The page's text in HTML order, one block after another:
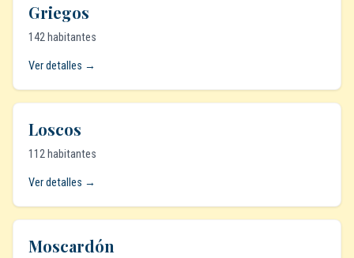
Griegos
142 habitantes
Ver detalles →
Loscos
112 habitantes
Ver detalles →
Moscardón